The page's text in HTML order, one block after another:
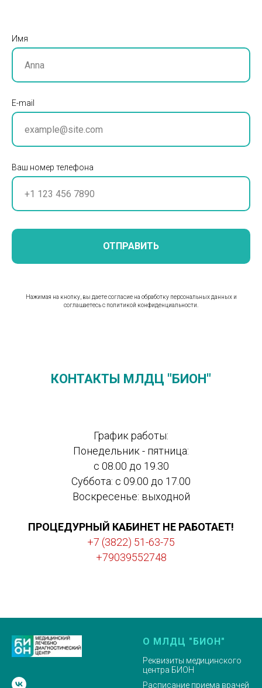
Имя
E-mail
Ваш номер телефона
ОТПРАВИТЬ
Нажимая на кнопку, вы даете согласие на обработку персональных данных и
соглашаетесь c политикой конфиденциальности.
КОНТАКТЫ МЛДЦ "БИОН"
График работы:
Понедельник - пятница:
с 08.00 до 19.30
Суббота: с 09.00 до 17.00
Воскресенье: выходной
ПРОЦЕДУРНЫЙ КАБИНЕТ НЕ РАБОТАЕТ!
+7 (3822) 51-63-75
+79039552748
О МЛДЦ "БИОН"
Реквизиты медицинского
центра БИОН
Расписание приема врачей